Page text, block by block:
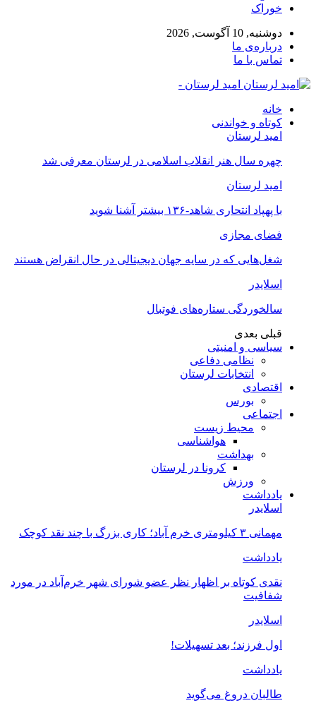
خوراک
دوشنبه, 10 آگوست, 2026
درباره‌ی ما
تماس با ما
امید لرستان -
خانه
کوتاه و خواندنی
امید لرستان
چهره سال هنر انقلاب اسلامی در لرستان معرفی شد
امید لرستان
با پهپاد انتحاری شاهد-۱۳۶ بیشتر آشنا شوید
فضای مجازی
شغل‌‌هایی که در سایه جهان دیجیتالی در حال انقراض هستند
اسلایدر
سالخوردگی ستاره‌های فوتبال
قبلی بعدی
سیاسی و امنیتی
نظامی دفاعی
انتخابات لرستان
اقتصادی
بورس
اجتماعی
محیط زیست
هواشناسی
بهداشت
کرونا در لرستان
ورزش
یادداشت
اسلایدر
مهمانی ۳ کیلومتری خرم آباد؛ کاری بزرگ با چند نقد کوچک
یادداشت
نقدی کوتاه بر اظهار نظر عضو شورای شهر خرم‌آباد در مورد
شفافیت
اسلایدر
اول فرزند؛ بعد تسهیلات!
یادداشت
طالبان دروغ می‌گوید